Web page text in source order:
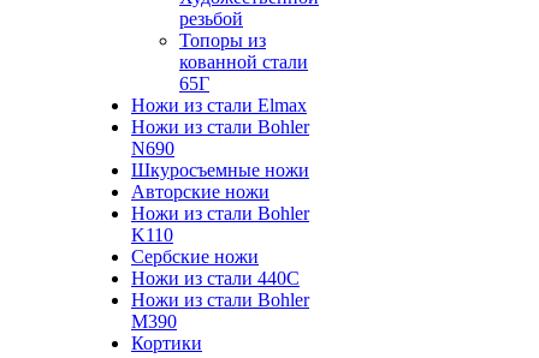
резьбой
Топоры из
кованной стали
65Г
Ножи из стали Elmax
Ножи из стали Bohler
N690
Шкуросъемные ножи
Авторские ножи
Ножи из стали Bohler
K110
Сербские ножи
Ножи из стали 440С
Ножи из стали Bohler
M390
Кортики